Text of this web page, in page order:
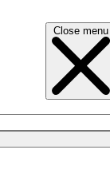
Close menu